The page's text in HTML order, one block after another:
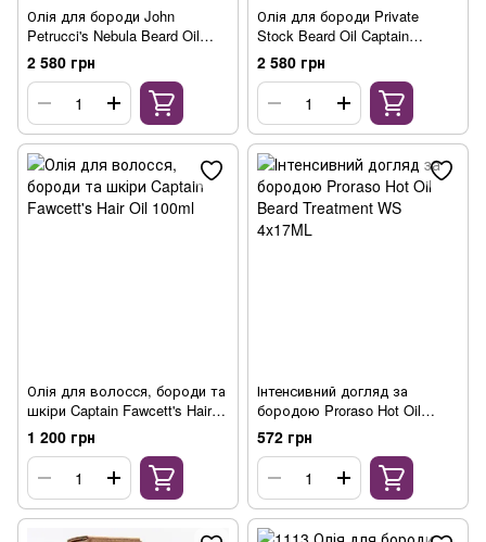
Олія для бороди John
Petrucci's Nebula Beard Oil
50ml
2 580 грн
Олія для бороди Private
Stock Beard Oil Captain
Fawcett's 50ml
2 580 грн
Олія для волосся, бороди та
шкіри Captain Fawcett's Hair
Oil 100ml
1 200 грн
Інтенсивний догляд за
бородою Proraso Hot Oil
Beard Treatment WS 4x17ML
572 грн